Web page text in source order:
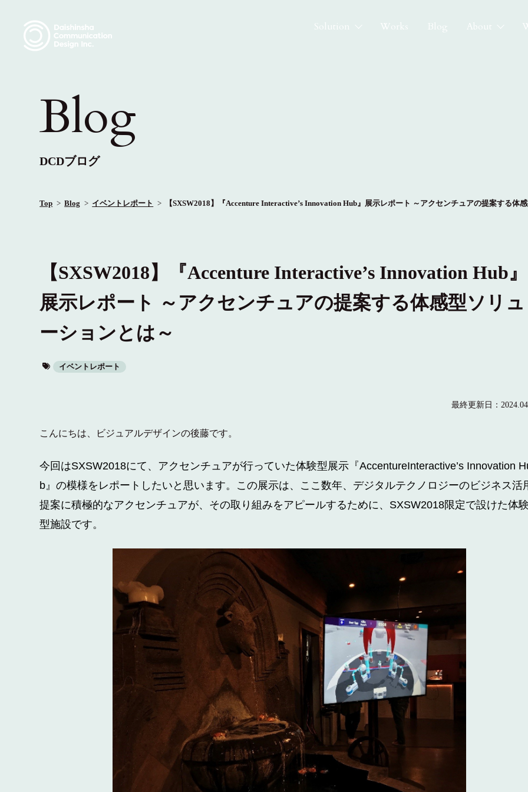
Solution Works Blog About
Blog
DCDブログ
Top Blog イベントレポート 【SXSW2018】『Accenture Interactive’s Innovation Hub』展示レポート ～アクセンチュアの提案する体
【SXSW2018】『Accenture Interactive’s Innovation Hub』
展示レポート ～アクセンチュアの提案する体感型ソリュ
ーションとは～
イベントレポート
最終更新日：
こんにちは、ビジュアルデザインの後藤です。
今回はSXSW2018にて、アクセンチュアが行っていた体験型展示『AccentureInteractive’s Innovation
b』の模様をレポートしたいと思います。 この展示は、ここ数年、デジタルテクノロジーのビジネス活
提案に積極的なアクセンチュアが、その取り組みをアピールするために、 SXSW2018限定で設けた体
型施設です。